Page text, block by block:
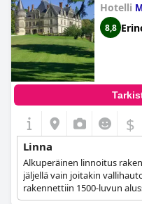
Hotelli
8,8
$
Linna
Alkuperäinen linnoitus
jäljellä vain joitakin
rakennettiin 1500-luvun
aikojen kuluessa se vaihtoi